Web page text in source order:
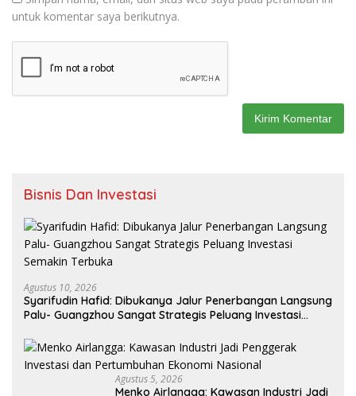
untuk komentar saya berikutnya.
Bisnis Dan Investasi
Agustus 10, 2026
Syarifudin Hafid: Dibukanya Jalur Penerbangan Langsung
Palu- Guangzhou Sangat Strategis Peluang Investasi
Agustus 5, 2026
Menko Airlangga: Kawasan Industri Jadi